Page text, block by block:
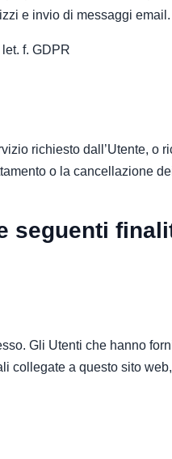
e invio di messaggi email.
f. GDPR
richiesto dall’Utente, o
o la cancellazione
seguenti
Gli Utenti che hanno
collegate a questo sito